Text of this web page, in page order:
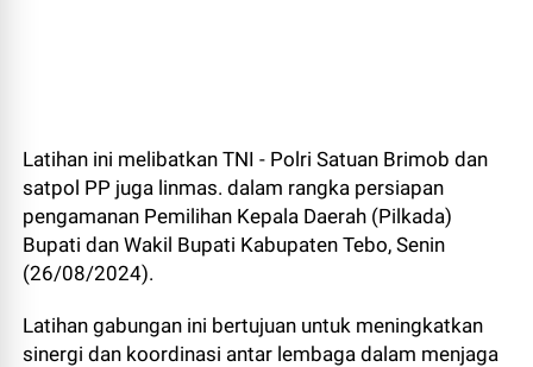
Latihan ini melibatkan TNI - Polri Satuan Brimob dan
satpol PP juga linmas. dalam rangka persiapan
pengamanan Pemilihan Kepala Daerah (Pilkada)
Bupati dan Wakil Bupati Kabupaten Tebo, Senin
(26/08/2024).
Latihan gabungan ini bertujuan untuk meningkatkan
sinergi dan koordinasi antar lembaga dalam menjaga